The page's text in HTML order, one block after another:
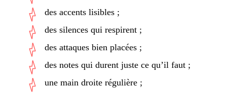
des accents lisibles ;
des silences qui respirent ;
des attaques bien placées ;
des notes qui durent juste ce qu’il faut ;
une main droite régulière ;